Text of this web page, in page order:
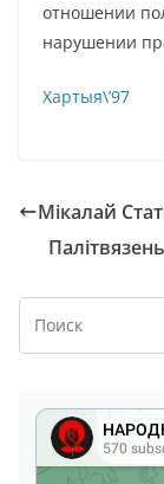
отношении
нарушении
Хартыя\’97
Мікалай